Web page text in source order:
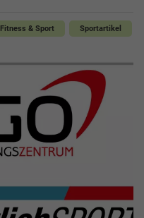
Fitness & Sport Sportartikel